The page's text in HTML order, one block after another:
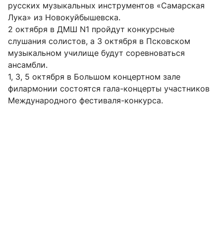
русских музыкальных инструментов «Самарская
Лука» из Новокуйбышевска.
2 октября в ДМШ N1 пройдут конкурсные
слушания солистов, а 3 октября в Псковском
музыкальном училище будут соревноваться
ансамбли.
1, 3, 5 октября в Большом концертном зале
филармонии состоятся гала-концерты участников
Международного фестиваля-конкурса.